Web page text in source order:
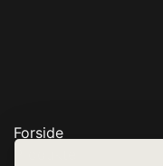
Forside